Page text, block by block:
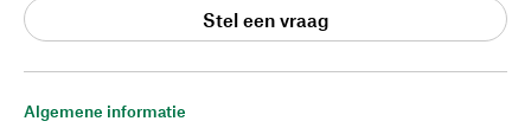
Algemene informatie
Stel een vraag